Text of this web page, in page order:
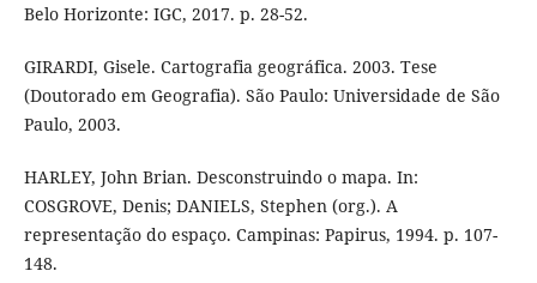
Belo Horizonte: IGC, 2017. p. 28-52.
GIRARDI, Gisele. Cartografia geográfica. 2003. Tese
(Doutorado em Geografia). São Paulo: Universidade de São
Paulo, 2003.
HARLEY, John Brian. Desconstruindo o mapa. In:
COSGROVE, Denis; DANIELS, Stephen (org.). A
representação do espaço. Campinas: Papirus, 1994. p. 107-
148.